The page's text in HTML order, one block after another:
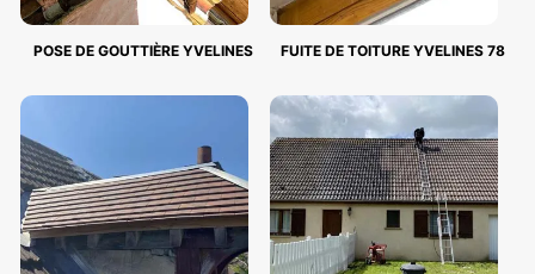
POSE DE GOUTTIÈRE YVELINES FUITE DE TOITURE YVELINES 78